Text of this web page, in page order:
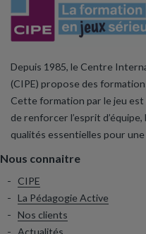
Depuis 1985, le Centre
(CIPE) propose des
Cette formation par le jeu
de renforcer l’esprit
qualités essentielles pour
Nous connaitre
CIPE
La Pédagogie Active
Nos clients
Actualités